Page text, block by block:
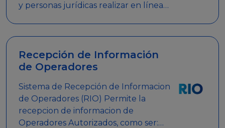
y personas jurídicas realizar en línea
Recepción de Información
de Operadores
Sistema de Recepción de Informacion
de Operadores (RIO) Permite la
recepcion de informacion de
Operadores Autorizados, como ser: